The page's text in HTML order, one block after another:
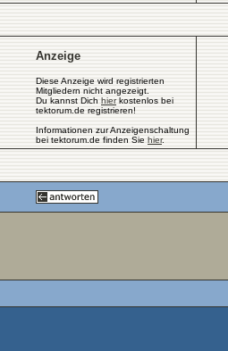
Anzeige
Diese Anzeige wird registrierten
Mitgliedern nicht angezeigt.
Du kannst Dich hierkostenlos bei
tektorum.de registrieren!
Informationen zur Anzeigenschaltung
bei tektorum.de finden Sie hier.